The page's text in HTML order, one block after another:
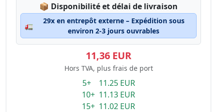
📦 Lagerstatus:
Disponibilité et délai de livraison
🚛
29x en entrepôt externe – Expédition sous
environ 2-3 jours ouvrables
11,36 EUR
Hors TVA, plus frais de port
5+ 11.25 EUR
10+ 11.13 EUR
15+ 11.02 EUR